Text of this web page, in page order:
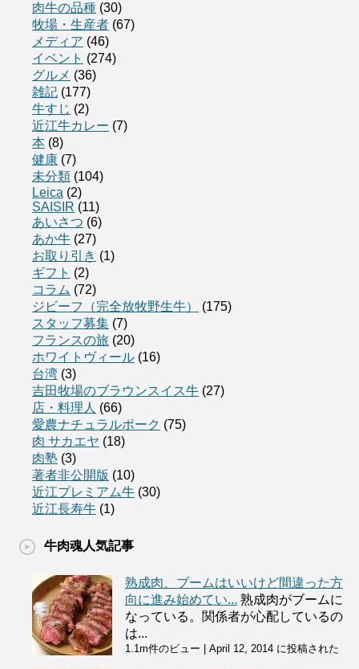
肉牛の品種 (30)
牧場・生産者 (67)
メディア (46)
イベント (274)
グルメ (36)
雑記 (177)
牛すじ (2)
近江牛カレー (7)
本 (8)
健康 (7)
未分類 (104)
Leica (2)
SAISIR (11)
あいさつ (6)
あか牛 (27)
お取り引き (1)
ギフト (2)
コラム (72)
ジビーフ（完全放牧野生牛）
(175)
スタッフ募集 (7)
フランスの旅 (20)
ホワイトヴィール (16)
台湾 (3)
吉田牧場のブラウンスイス牛 (27)
店・料理人 (66)
愛農ナチュラルポーク (75)
肉 サカエヤ (18)
肉塾 (3)
著者非公開版 (10)
近江プレミアム牛 (30)
近江長寿牛 (1)
牛肉魂人気記事
熟成肉、ブームはいいけど間違った方
向に進み始めてい... 熟成肉がブームに
なっている。関係者が心配しているの
は...
1.1m件のビュー April 12, 2014 に投稿された